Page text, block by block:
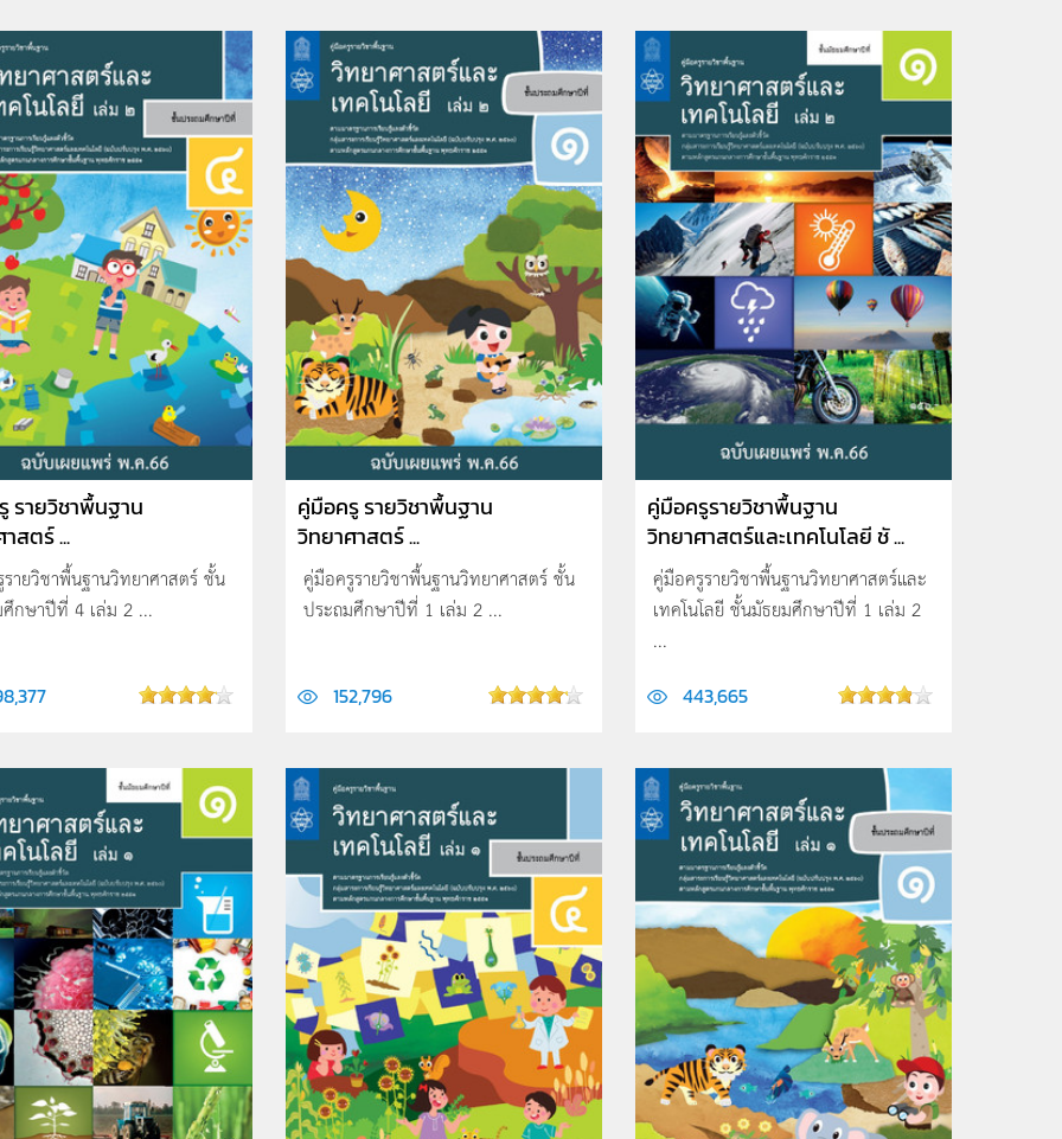
รายวิชาพื้นฐาน
สตร์ ...
ายวิชาพื้นฐานวิทยาศาสตร์ ชั้น
กษาปีที่ 4 เล่ม 2 ...
คู่มือครู รายวิชาพื้นฐาน
วิทยาศาสตร์ ...
คู่มือครูรายวิชาพื้นฐานวิทยาศาสตร์ ชั้น
ประถมศึกษาปีที่ 1 เล่ม 2 ...
152,796
คู่มือครูรายวิชาพื้นฐาน
วิทยาศาสตร์และเทคโนโลยี ชั ...
คู่มือครูรายวิชาพื้นฐานวิทยาศาสตร์และ
เทคโนโลยี ชั้นมัธยมศึกษาปีที่ 1 เล่ม 2
...
443,665